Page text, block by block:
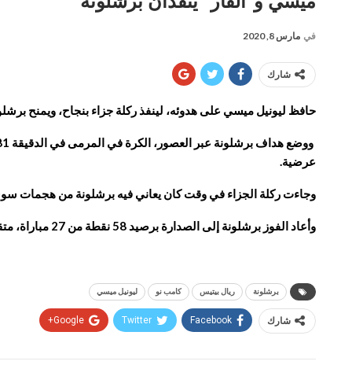
في مارس 8, 2020
شارك
حافظ ليونيل ميسي على هدوئه، لينفذ ركلة جزاء بنجاح، ويمنح برشلونة الفوز 1-صفر على ريال سوسيداد في دوري الدرجة الأولى الإسباني لكرة القدم،
عرضية.
وجاءت ركلة الجزاء في وقت كان يعاني فيه برشلونة من هجمات
وأعاد الفوز برشلونة إلى الصدارة برصيد 58 نقطة من 27 مباراة، متقدما بنقطتين على ريال مدريد، الذي يحل ضيفا على ريال بيتيس اليوم الأحد.
برشلونة ريال بيتيس كامب نو ليونيل ميسي
شارك Facebook
Twitter
Google+